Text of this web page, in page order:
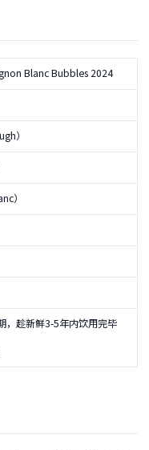
Blanc Bubbles 2024
）
）
，趁新鲜3-5年内饮用完毕